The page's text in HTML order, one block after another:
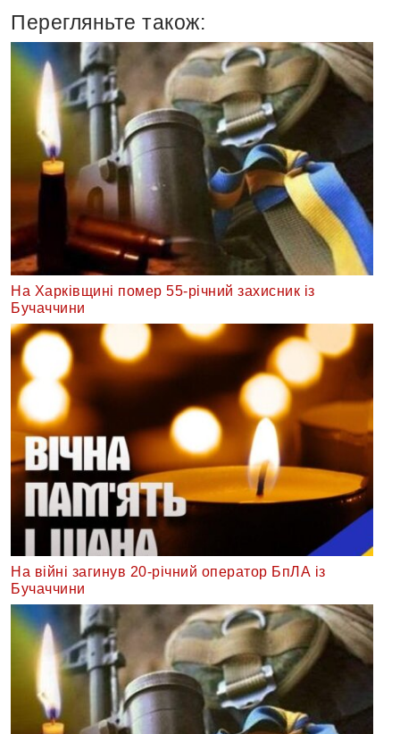
Перегляньте також:
На Харківщині помер 55-річний захисник із
Бучаччини
На війні загинув 20-річний оператор БпЛА із
Бучаччини